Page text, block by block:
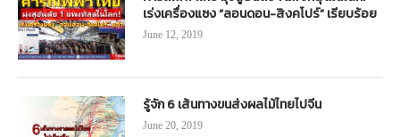
เร่งเครื่องแซง “ลอนดอน-สิงคโปร์” เรียบร้อย
June 12, 2019
รู้จัก 6 เส้นทางขนส่งผลไม้ไทยไปจีน
June 20, 2019